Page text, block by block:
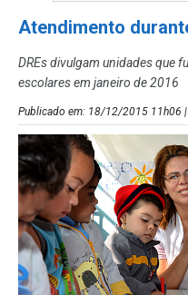
Atendimento
DREs divulgam unidades que
escolares em janeiro de 2016
Publicado em: 18/12/2015 11h06